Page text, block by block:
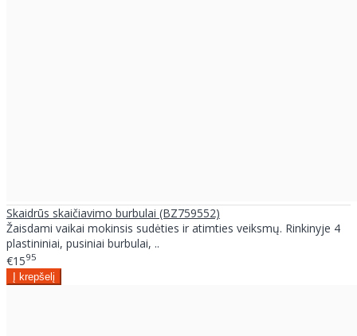
Skaidrūs skaičiavimo burbulai (BZ759552)
Žaisdami vaikai mokinsis sudėties ir atimties veiksmų. Rinkinyje 4
plastininiai, pusiniai burbulai, ..
€1595